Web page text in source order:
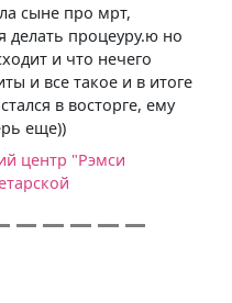
сыне про мрт,
процеуру.ю но
и что нечего
и все такое и в итоге
в восторге, ему
еще))
центр "Рэмси